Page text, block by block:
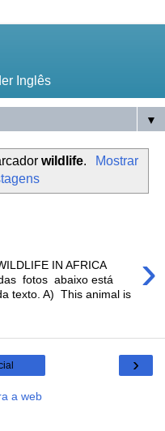
Inglês
▼
wildlife.
Mostrar
›
IN AFRICA
fotos abaixo está
texto. A) This animal is
›
a web